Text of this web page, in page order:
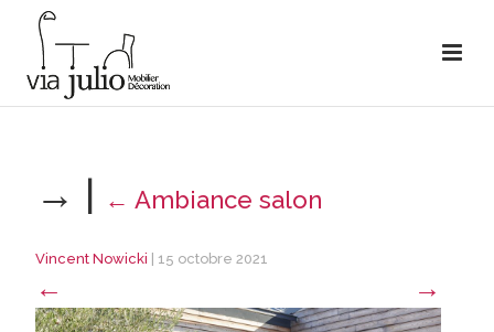
→ | ← Ambiance salon
Vincent Nowicki 15 octobre 2021
← →